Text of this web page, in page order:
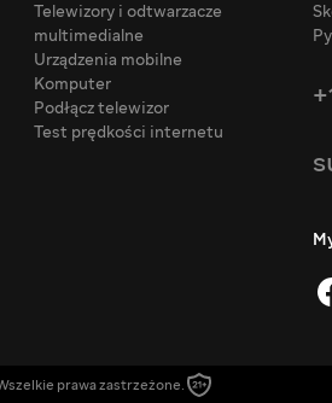
Telewizory i odtwarzacze
multimedialne
Urządzenia mobilne
Komputer
Podłącz telewizor
Test prędkości internetu
prawa zastrzeżone.